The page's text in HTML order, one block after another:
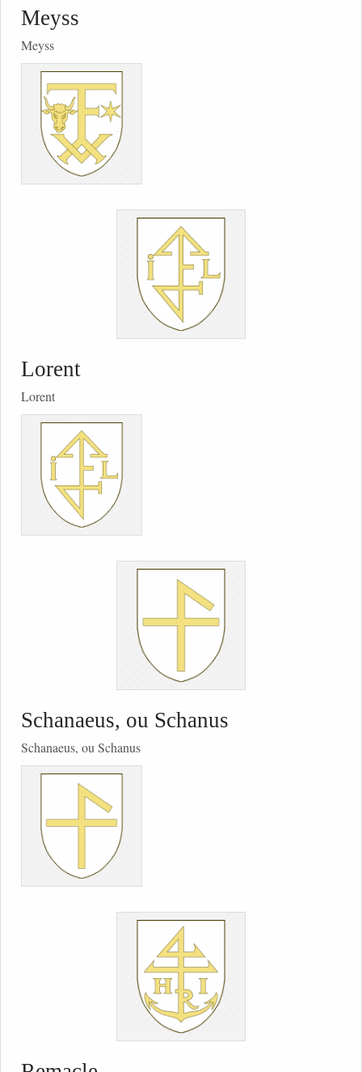
Meyss
Meyss
Lorent
Lorent
Schanaeus, ou Schanus
Schanaeus, ou Schanus